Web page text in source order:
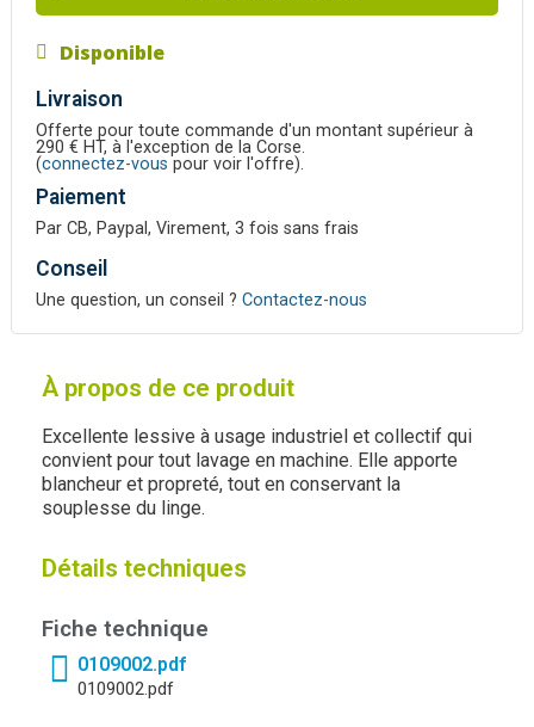
Disponible
Livraison
Offerte pour toute commande d'un montant supérieur à
290 € HT, à l'exception de la Corse.
(connectez-vous pour voir l'offre).
Paiement
Par CB, Paypal, Virement, 3 fois sans frais
Conseil
Une question, un conseil ? Contactez-nous
À propos de ce produit
Excellente lessive à usage industriel et collectif qui
convient pour tout lavage en machine. Elle apporte
blancheur et propreté, tout en conservant la
souplesse du linge.
Détails techniques
Fiche technique
0109002.pdf
0109002.pdf